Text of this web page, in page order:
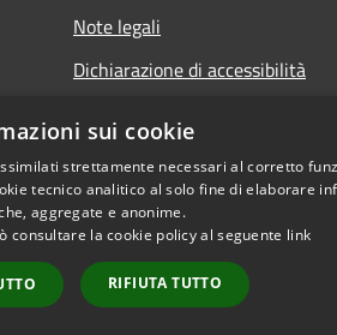
Note legali
Dichiarazione di accessibilità
sui cookie
strettamente necessari al corretto
tecnico analitico al solo fine di elaborare
aggregate e anonime.
consultare la cookie policy al seguente link
RIFIUTA TUTTO